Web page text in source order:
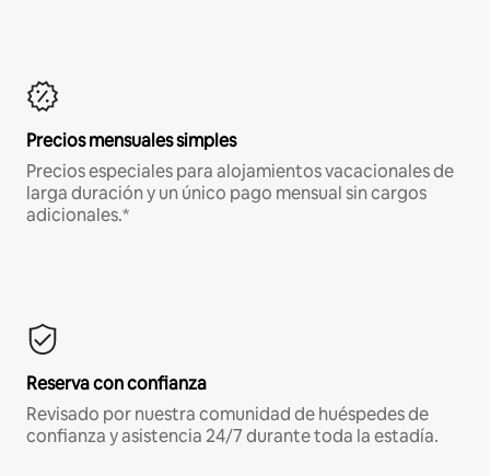
Precios mensuales simples
Precios especiales para alojamientos vacacionales de
larga duración y un único pago mensual sin cargos
adicionales.*
Reserva con confianza
Revisado por nuestra comunidad de huéspedes de
confianza y asistencia 24/7 durante toda la estadía.